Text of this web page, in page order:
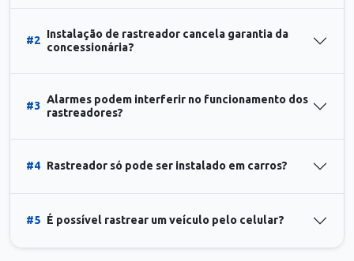
#2
Instalação de rastreador cancela garantia da
concessionária?
#3
Alarmes podem interferir no funcionamento dos
rastreadores?
#4 Rastreador só pode ser instalado em carros?
#5 É possível rastrear um veículo pelo celular?